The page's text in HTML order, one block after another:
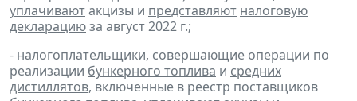
уплачиваютакцизы и представляют налоговую
декларациюза август 2022 г.;
- налогоплательщики, совершающие операции по
реализации бункерного топлива и средних
дистиллятов, включенные в реестр поставщиков